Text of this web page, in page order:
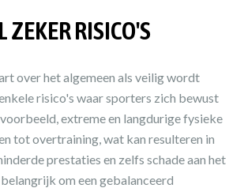
ZEKER RISICO'S
over het algemeen als veilig wordt
risico's waar sporters zich bewust
extreme en langdurige fysieke
tot overtraining, wat kan resulteren in
prestaties en zelfs schade aan het
om een gebalanceerd